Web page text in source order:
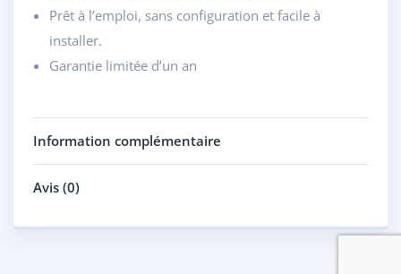
Prêt à l’emploi, sans configuration et facile à
installer.
Garantie limitée d’un an
Information complémentaire
Avis (0)